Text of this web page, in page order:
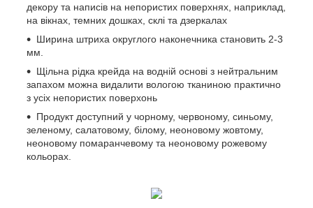
декору та написів на непористих поверхнях, наприклад,
на вікнах, темних дошках, склі та дзеркалах
Ширина штриха округлого наконечника становить 2-3
мм.
Щільна рідка крейда на водній основі з нейтральним
запахом можна видалити вологою тканиною практично
з усіх непористих поверхонь
Продукт доступний у чорному, червоному, синьому,
зеленому, салатовому, білому, неоновому жовтому,
неоновому помаранчевому та неоновому рожевому
кольорах.